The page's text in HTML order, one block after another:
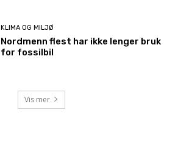
KLIMA OG MILJØ
Nordmenn flest har ikke lenger bruk
for fossilbil
Vis mer